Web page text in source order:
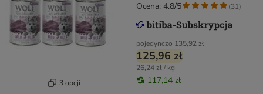
3 opcji
pojedynczo 135,92 zł
125,96 zł
26,24 zł / kg
117,14 zł
Ocena: 4.8/5 (31)